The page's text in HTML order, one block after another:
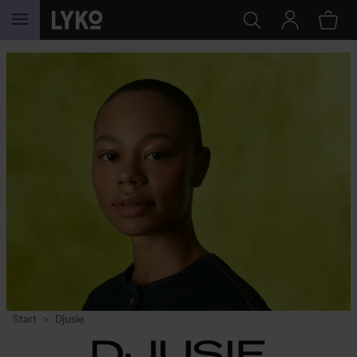
HOPPA TILL INNEHÅLLET
Start Djusie